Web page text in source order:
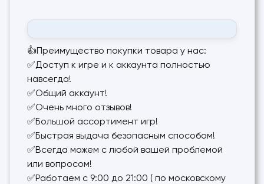
👍Преимущество покупки товара у нас:
✅Доступ к игре и к аккаунта полностью
навсегда!
✅Общий аккаунт!
✅Очень много отзывов!
✅Большой ассортимент игр!
✅Быстрая выдача безопасным способом!
✅Всегда можем с любой вашей проблемой
или вопросом!
✅Работаем с 9:00 до 21:00 ( по московскому